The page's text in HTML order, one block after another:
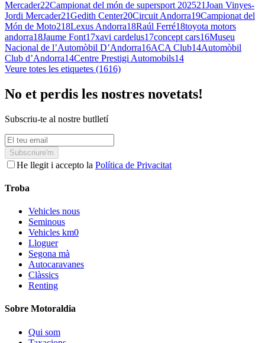
Mercader22Campionat del món de supersport 202521Joan Vinyes-
Jordi Mercader21Gedith Center20Circuit Andorra19Campionat del
Món de Moto218Lexus Andorra18Raúl Ferré18toyota motors
andorra18Jaume Font17xavi cardelus17concept cars16Museu
Nacional de l’Automòbil D’Andorra16ACA Club14Automòbil
Club d’Andorra14Centre Prestigi Automobils14
Veure totes les etiquetes (1616)
No et perdis les nostres novetats!
Subscriu-te al nostre butlletí
Subscriure'm
He llegit i accepto la Política de Privacitat
Troba
Vehicles nous
Seminous
Vehicles km0
Lloguer
Segona mà
Autocaravanes
Clàssics
Renting
Sobre Motoraldia
Qui som